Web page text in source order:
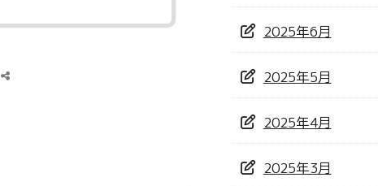
2025年6月
2025年5月
2025年4月
2025年3月